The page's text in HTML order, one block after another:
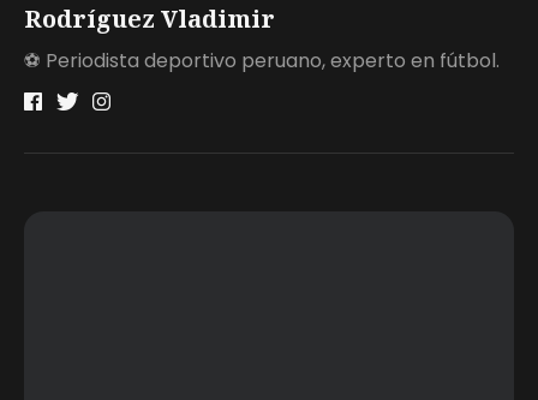
Rodríguez Vladimir
⚽ Periodista deportivo peruano, experto en fútbol.